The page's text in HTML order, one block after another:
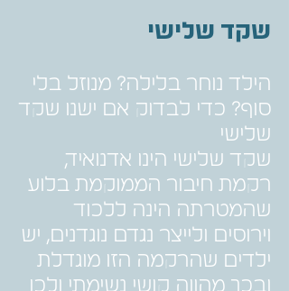
שקד שלישי
הילד נוחר בלילה? מנוזל בלי
סוף? כדי לבדוק אם ישנו שקד
שלישי
שקד שלישי הינו אדנואיד,
רקמת חיבור הממוקמת בלוע
שהמטרתה הינה ללכוד
וירוסים ולייצר נגדם נוגדנים, יש
ילדים שהרקמה הזו מוגדלת
ובכך מהווה קושי נשימתי ולכן